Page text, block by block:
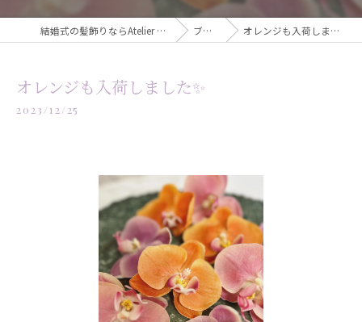
結婚式の髪飾りならAtelier Citron ブログ オレンジも入荷しました✨️
オレンジも入荷しました✨️
2023/12/25